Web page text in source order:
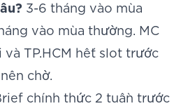
3-6 tháng vào mùa
vào mùa thường. MC
và TP.HCM hết slot trước
chờ.
chính thức 2 tuần trước